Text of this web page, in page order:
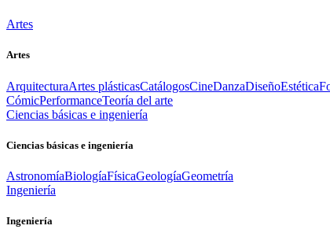
Artes
Artes
ArquitecturaArtes plásticasCatálogosCineDanzaDiseñoEstética
CómicPerformanceTeoría del arte
Ciencias básicas e ingeniería
Ciencias básicas e ingeniería
AstronomíaBiologíaFísicaGeologíaGeometría
Ingeniería
Ingeniería